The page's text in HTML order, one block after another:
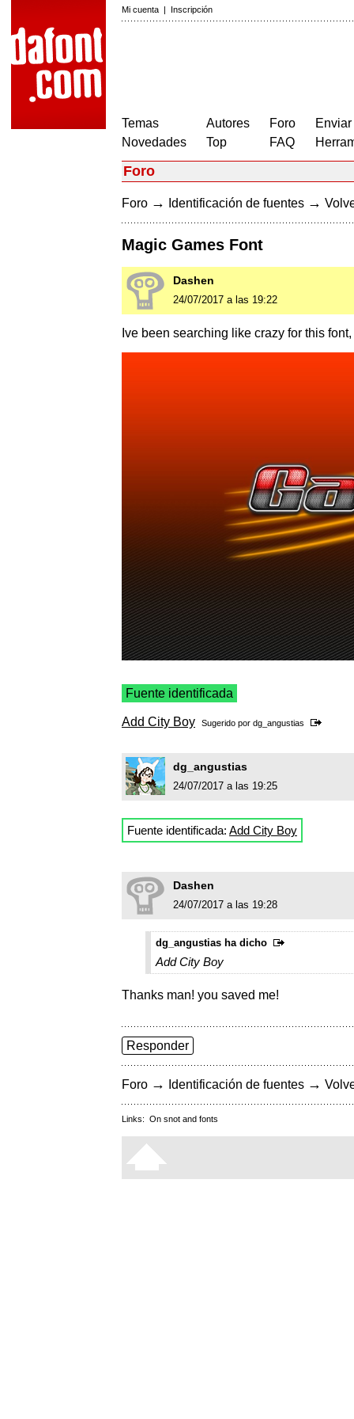
Mi cuenta | Inscripción
Temas
Novedades
Autores
Top
Foro
FAQ
Foro
Foro → Identificación de fuentes →
Magic Games Font
Dashen
24/07/2017 a las 19:22
Ive been searching like crazy for this
Fuente identificada
Add City Boy Sugerido por dg_angustias
dg_angustias
24/07/2017 a las 19:25
Fuente identificada: Add City Boy
Dashen
24/07/2017 a las 19:28
dg_angustias ha dicho
Add City Boy
Thanks man! you saved me!
Responder
Foro → Identificación de fuentes →
Links: On snot and fonts